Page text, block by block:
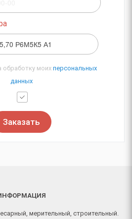
обработку моих персональных
данных
Заказать
мерительный, строительный.